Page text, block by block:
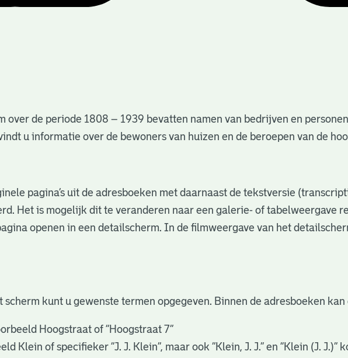
over de periode 1808 – 1939 bevatten namen van bedrijven en
u informatie over de bewoners van huizen en de beroepen van de
pagina’s uit de adresboeken met daarnaast de tekstversie
Het is mogelijk dit te veranderen naar een galerie- of tabelweergave
openen in een detailscherm. In de filmweergave van het
kunt u gewenste termen opgegeven. Binnen de adresboeken
Hoogstraat of “Hoogstraat 7”
Klein of specifieker “J. J. Klein”, maar ook ”Klein, J. J.” en “Klein (J. J.)”